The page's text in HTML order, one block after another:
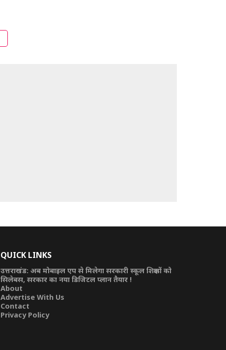
QUICK LINKS
उत्तराखंड: अब मोबाइल एप से मिलेगा सरकारी स्कूल शिक्षकों को
सिलेबस, सरकार का नया डिजिटल प्लान तैयार !
About
Advertise With Us
Contact
Privacy Policy